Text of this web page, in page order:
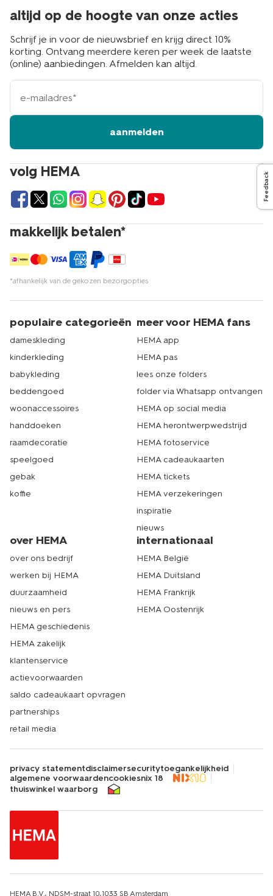
volg HEMA
makkelijk betalen*
*afhankelijk van de gekozen bezorgopties
altijd op de hoogte van onze acties
Schrijf je in voor de nieuwsbrief en krijg direct 10%
korting. Ontvang meerdere keren per week de laatste
(online) aanbiedingen. Afmelden kan altijd.
e-
mailadres
aanmelden
populaire categorieën
dameskleding
kinderkleding
babykleding
beddengoed
woonaccessoires
handdoeken
raamdecoratie
speelgoed
gebak
koffie
meer voor HEMA fans
HEMA app
HEMA pas
lees onze folders
folder via Whatsapp ontvangen
HEMA op social media
HEMA herontwerpwedstrijd
HEMA fotoservice
HEMA cadeaukaarten
HEMA tickets
HEMA verzekeringen
inspiratie
nieuws
over HEMA
over ons bedrijf
werken bij HEMA
duurzaamheid
nieuws en pers
HEMA geschiedenis
HEMA zakelijk
klantenservice
actievoorwaarden
saldo cadeaukaart opvragen
partnerships
retail media
internationaal
HEMA België
HEMA Duitsland
HEMA Frankrijk
HEMA Oostenrijk
privacy statementdisclaimersecuritytoegankelijkheid
algemene voorwaardencookiesnix 18
thuiswinkel waarborg
HEMA B.V., NDSM-straat 10,1033 SB Amsterdam
Feedback